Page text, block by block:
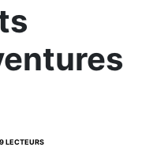
LECTEURS